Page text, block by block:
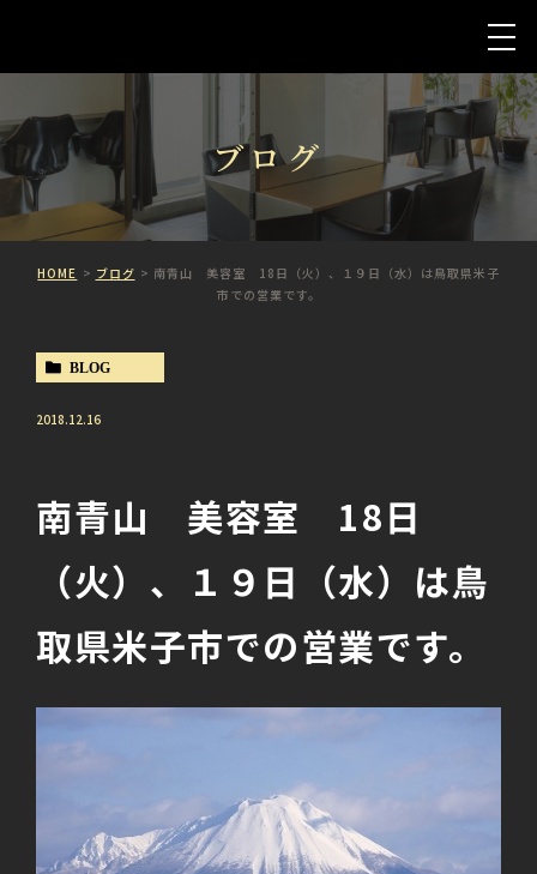
ブログ
HOME ブログ
南青山 美容室 18日（火）、１９日（水）は鳥取県米子
市での営業です。
BLOG
2018.12.16
南青山 美容室 18日
（火）、１９日（水）は鳥
取県米子市での営業です。